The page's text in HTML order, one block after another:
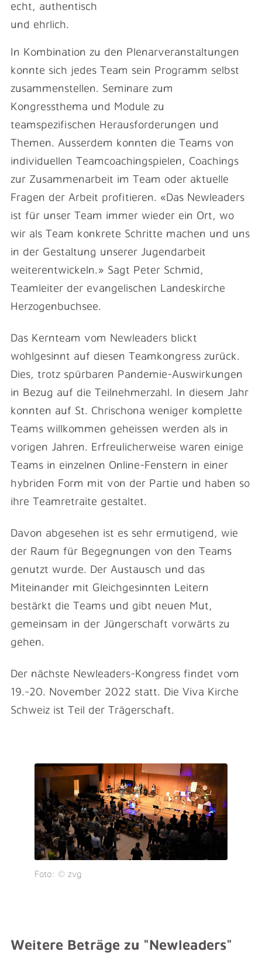
echt, authentisch
und ehrlich.
In Kombination zu den Plenarveranstaltungen
konnte sich jedes Team sein Programm selbst
zusammenstellen. Seminare zum
Kongressthema und Module zu
teamspezifischen Herausforderungen und
Themen. Ausserdem konnten die Teams von
individuellen Teamcoachingspielen, Coachings
zur Zusammenarbeit im Team oder aktuelle
Fragen der Arbeit profitieren. «Das Newleaders
ist für unser Team immer wieder ein Ort, wo
wir als Team konkrete Schritte machen und uns
in der Gestaltung unserer Jugendarbeit
weiterentwickeln.» Sagt Peter Schmid,
Teamleiter der evangelischen Landeskirche
Herzogenbuchsee.
Das Kernteam vom Newleaders blickt
wohlgesinnt auf diesen Teamkongress zurück.
Dies, trotz spürbaren Pandemie-Auswirkungen
in Bezug auf die Teilnehmerzahl. In diesem Jahr
konnten auf St. Chrischona weniger komplette
Teams willkommen geheissen werden als in
vorigen Jahren. Erfreulicherweise waren einige
Teams in einzelnen Online-Fenstern in einer
hybriden Form mit von der Partie und haben so
ihre Teamretraite gestaltet.
Davon abgesehen ist es sehr ermutigend, wie
der Raum für Begegnungen von den Teams
genutzt wurde. Der Austausch und das
Miteinander mit Gleichgesinnten Leitern
bestärkt die Teams und gibt neuen Mut,
gemeinsam in der Jüngerschaft vorwärts zu
gehen.
Der nächste Newleaders-Kongress findet vom
19.-20. November 2022 statt. Die Viva Kirche
Schweiz ist Teil der Trägerschaft.
Foto: © zvg
Weitere Beträge zu "Newleaders"